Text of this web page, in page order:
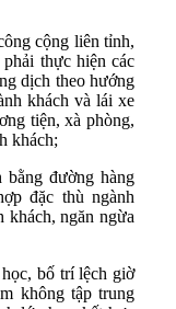
cộng liên tỉnh,
thực hiện các
dịch theo hướng
khách và lái xe
tiện, xà phòng,
khách;
bằng đường hàng
đặc thù ngành
khách, ngăn ngừa
bố trí lệch giờ
không tập trung